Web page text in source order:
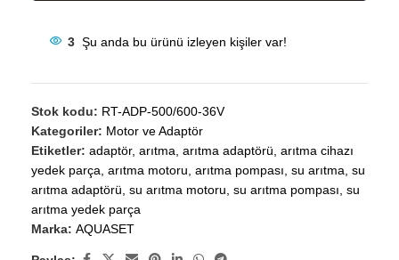
3 Şu anda bu ürünü izleyen kişiler var!
Stok kodu: RT-ADP-500/600-36V
Kategoriler: Motor ve Adaptör
Etiketler: adaptör, arıtma, arıtma adaptörü, arıtma cihazı
yedek parça, arıtma motoru, arıtma pompası, su arıtma, su
arıtma adaptörü, su arıtma motoru, su arıtma pompası, su
arıtma yedek parça
Marka: AQUASET